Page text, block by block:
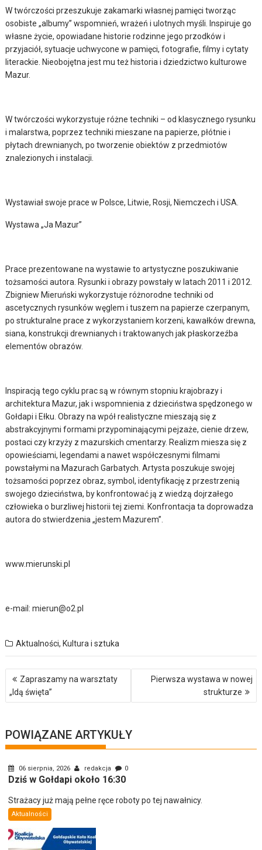
W twórczości przeszukuje zakamarki własnej pamięci tworząc
osobiste „albumy” wspomnień, wrażeń i ulotnych myśli. Inspiruje go
własne życie, opowiadane historie rodzinne jego przodków i
przyjaciół, sytuacje uchwycone w pamięci, fotografie, filmy i cytaty
literackie. Nieobojętna jest mu też historia i dziedzictwo kulturowe
Mazur.
W twórczości wykorzystuje różne techniki – od klasycznego rysunku
i malarstwa, poprzez techniki mieszane na papierze, płótnie i
płytach drewnianych, po tworzenie obiektów z przedmiotów
znalezionych i instalacji.
Wystawiał swoje prace w Polsce, Litwie, Rosji, Niemczech i USA.
Wystawa „Ja Mazur”
Prace prezentowane na wystawie to artystyczne poszukiwanie
tożsamości autora. Rysunki i obrazy powstały w latach 2011 i 2012.
Zbigniew Mieruński wykorzystuje różnorodne techniki od
ascetycznych rysunków węglem i tuszem na papierze czerpanym,
po strukturalne prace z wykorzystaniem korzeni, kawałków drewna,
siana, konstrukcji drewnianych i traktowanych jak płaskorzeźba
elementów obrazów.
Inspiracją tego cyklu prac są w równym stopniu krajobrazy i
architektura Mazur, jak i wspomnienia z dzieciństwa spędzonego w
Gołdapi i Ełku. Obrazy na wpół realistyczne mieszają się z
abstrakcyjnymi formami przypominającymi pejzaże, cienie drzew,
postaci czy krzyży z mazurskich cmentarzy. Realizm miesza się z
opowieściami, legendami a nawet współczesnymi filmami
powstałymi na Mazurach Garbatych. Artysta poszukuje swojej
tożsamości poprzez obraz, symbol, identyfikację z przestrzenią
swojego dzieciństwa, by konfrontować ją z wiedzą dojrzałego
człowieka o burzliwej historii tej ziemi. Konfrontacja ta doprowadza
autora do stwierdzenia „jestem Mazurem”.
www.mierunski.pl
e-mail: mierun@o2.pl
Aktualności, Kultura i sztuka
Nawigacja
wpisu
Zapraszamy na warsztaty
„Idą święta”
Pierwsza wystawa w nowej
strukturze
POWIĄZANE ARTYKUŁY
06 sierpnia, 2026 redakcja 0
Dziś w Gołdapi około 16:30
Strażacy już mają pełne ręce roboty po tej nawałnicy.
Aktualności